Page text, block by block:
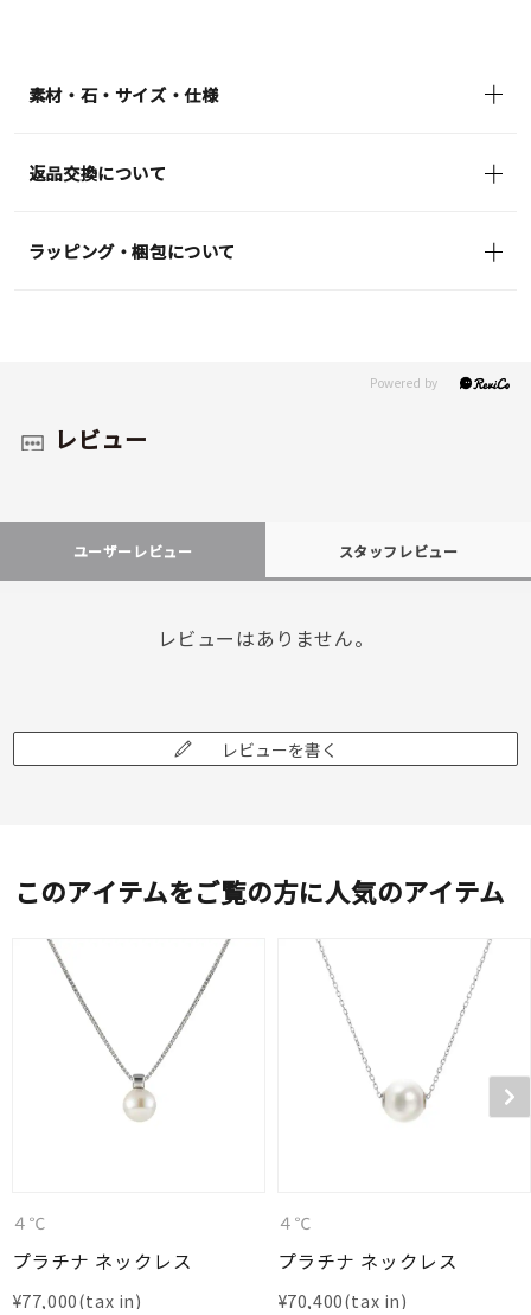
素材・石・サイズ・仕様
返品交換について
ラッピング・梱包について
レビュー
ユーザーレビュー スタッフレビュー
レビューはありません。
レビューを書く
このアイテムをご覧の方に人気のアイテム
４℃
プラチナ ネックレス
¥77,000
４℃
プラチナ ネックレス
¥70,400